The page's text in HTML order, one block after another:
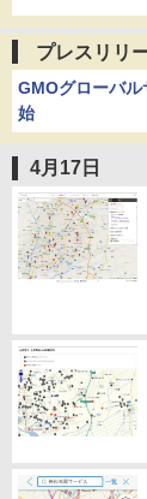
プレスリリ
GMOグローバ
始
4月17日